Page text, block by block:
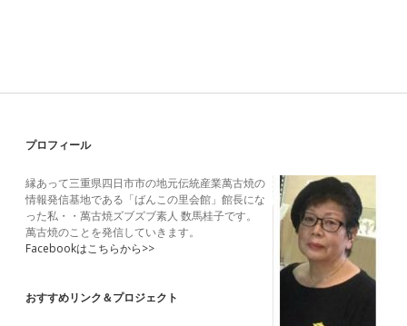
Sidebar
プロフィール
縁あって三重県四日市市の地元伝統産業萬古焼の
情報発信基地である「ばんこの里会館」館長にな
った私・・萬古焼ズブズブ素人 数馬桂子です。
萬古焼のことを発信していきます。
Facebookはこちらから>>
おすすめリンク＆プロジェクト